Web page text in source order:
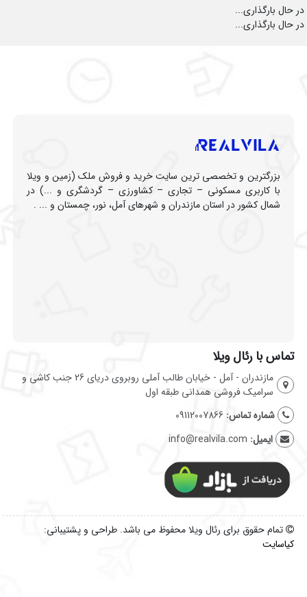
در حال بارگذاری...
در حال بارگذاری...
بزرگترین و تخصصی ترین سایت خرید و فروش ملک (زمین و ویلا
با کاربری مسکونی – تجاری – کشاورزی – گردشگری و ...) در
شمال کشور در استان مازندران و شهرهای آمل، نور، چمستان و ... .
تماس با رئال ویلا
مازندران - آمل - خیابان طالب آملی روبروی دریای 26 جنب کاشی و
سرامیک فروشی همدانی طبقه اول
شماره تماس: 09112007866
ایمیل: info@realvila.com
تمام حقوق برای رئال ویلا محفوظ می باشد. طراحی و پشتیبانی:
کیاسایت